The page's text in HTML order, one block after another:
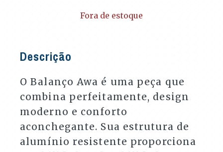
Fora de estoque
Descrição
O Balanço Awa é uma peça que
combina perfeitamente, design
moderno e conforto
aconchegante. Sua estrutura de
alumínio resistente proporciona